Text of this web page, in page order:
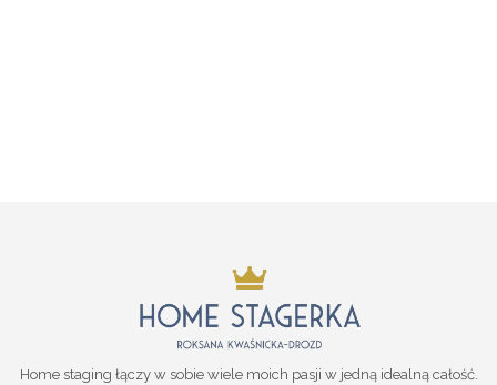
Home staging łączy w sobie wiele moich pasji w jedną idealną całość.